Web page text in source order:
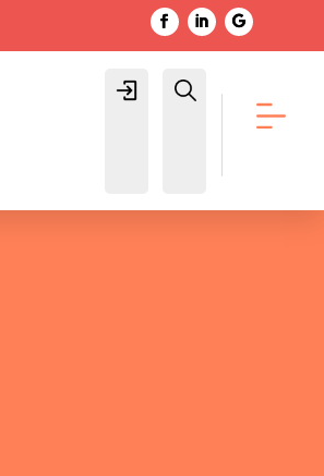
Login Buscar